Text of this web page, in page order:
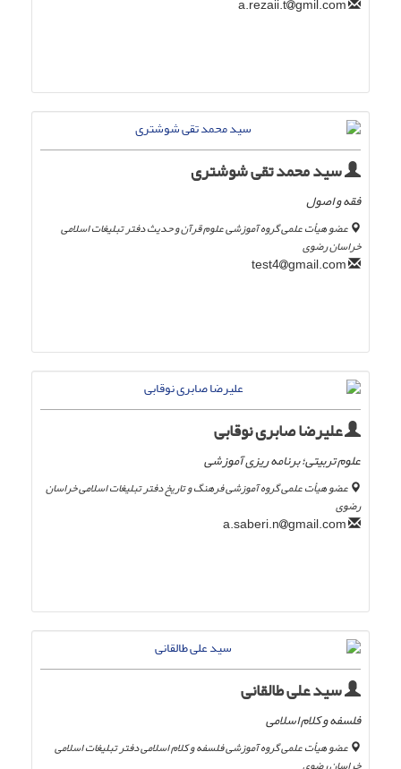
gmil.com
سید محمد تقی شوشتری
فقه و اصول
عضو هیأت علمی گروه آموزشی علوم قرآن و حدیث دفتر تبلیغات اسلامی
خراسان رضوی
gmail.com
علیرضا صابری نوقابی
علوم تربیتی؛ برنامه ریزی آموزشی
عضو هیأت علمی گروه آموزشی فرهنگ و تاریخ دفتر تبلیغات اسلامی خراسان
رضوی
gmail.com
سید علی طالقانی
فلسفه و کلام اسلامی
عضو هیأت علمی گروه آموزشی فلسفه و کلام اسلامی دفتر تبلیغات اسلامی